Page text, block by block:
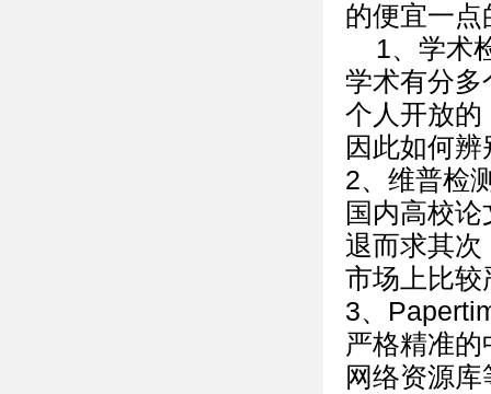
的便宜一
1、学术
学术有分多
个人开放的
因此如何
2、维普检
国内高校
退而求其次
市场上比较
3、
严格精准
网络资源